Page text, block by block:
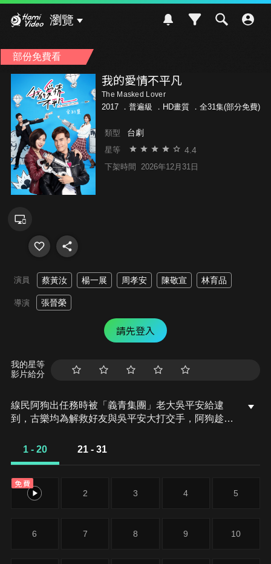
瀏覽
部份免費看
我的愛情不平凡
The Masked Lover
2017 ． 普遍級 ．HD畫質 ．全31集(部分免費)
類型 台劇
星等 4.4
下架時間 2026年12月31日
演員 蔡黃汝 楊一展 周孝安 陳敬宣 林育品
導演 張晉榮
請先登入
我的星等
影片給分
線民阿狗出任務時被「義青集團」老大吳平安給逮
到，古樂均為解救好友與吳平安大打交手，阿狗趁勢
命，憤怒不已的古樂均，一心想讓吳平安受到報應，
1 - 20 21 - 31
免費
1 2 3 4 5
6 7 8 9 10